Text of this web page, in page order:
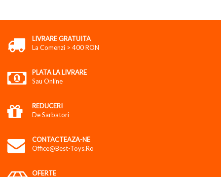
LIVRARE GRATUITA
La Comenzi > 400 RON
PLATA LA LIVRARE
Sau Online
REDUCERI
De Sarbatori
CONTACTEAZA-NE
Office@best-Toys.ro
OFERTE